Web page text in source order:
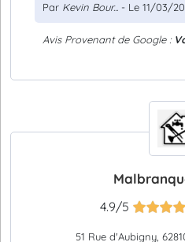
Par Kevin Bour... - Le 11/03/
Avis Provenant de Google :
4.9/5
51 Rue d'Aubigny,